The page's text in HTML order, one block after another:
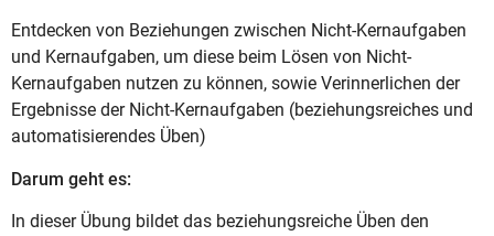
Entdecken von Beziehungen zwischen Nicht-Kernaufgaben
und Kernaufgaben, um diese beim Lösen von Nicht-
Kernaufgaben nutzen zu können, sowie Verinnerlichen der
Ergebnisse der Nicht-Kernaufgaben (beziehungsreiches und
automatisierendes Üben)
Darum geht es:
In dieser Übung bildet das beziehungsreiche Üben den